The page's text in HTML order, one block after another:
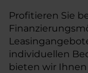
Profitieren Sie
individuellen
bieten wir